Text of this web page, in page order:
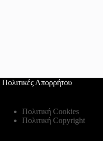
Πολιτικές Απορρήτου
Πολιτική Cookies
Πολιτική Copyright